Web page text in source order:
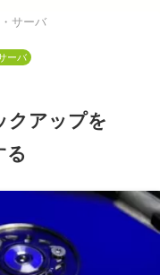
サーバ
ーバ
クアップを
る